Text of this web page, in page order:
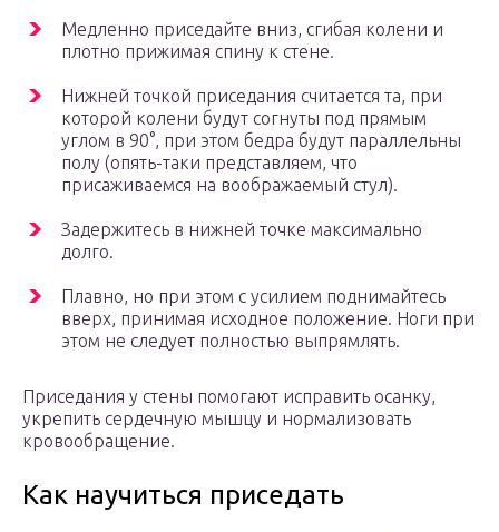
Медленно приседайте вниз, сгибая колени и
плотно прижимая спину к стене.
Нижней точкой приседания считается та, при
которой колени будут согнуты под прямым
углом в 90°, при этом бедра будут параллельны
полу (опять-таки представляем, что
присаживаемся на воображаемый стул).
Задержитесь в нижней точке максимально
долго.
Плавно, но при этом с усилием поднимайтесь
вверх, принимая исходное положение. Ноги при
этом не следует полностью выпрямлять.
Приседания у стены помогают исправить осанку,
укрепить сердечную мышцу и нормализовать
кровообращение.
Как научиться приседать